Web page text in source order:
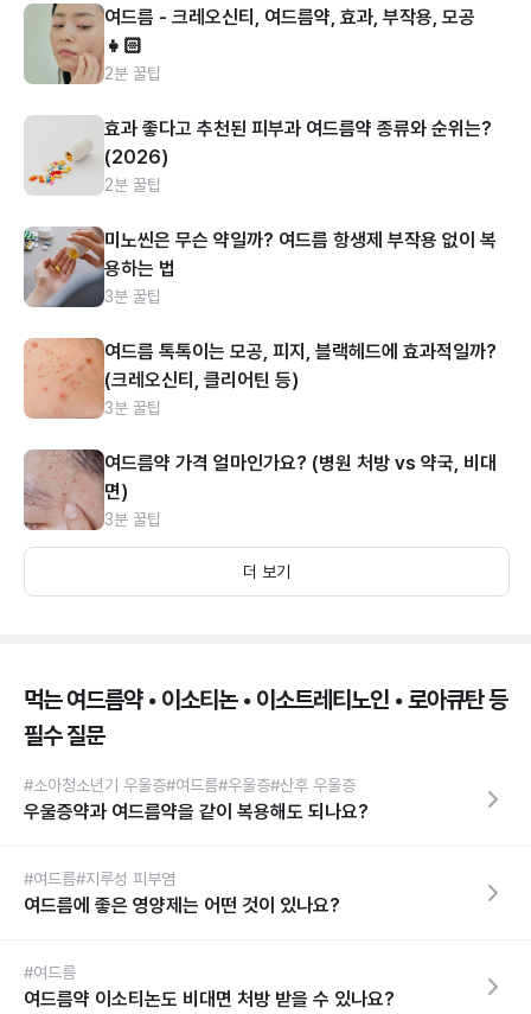
여드름 - 크레오신티, 여드름약, 효과, 부작용, 모공
👧🏻
2분 꿀팁
효과 좋다고 추천된 피부과 여드름약 종류와 순위는?
(2026)
2분 꿀팁
미노씬은 무슨 약일까? 여드름 항생제 부작용 없이 복
용하는 법
3분 꿀팁
여드름 톡톡이는 모공, 피지, 블랙헤드에 효과적일까?
(크레오신티, 클리어틴 등)
3분 꿀팁
여드름약 가격 얼마인가요? (병원 처방 vs 약국, 비대
면)
3분 꿀팁
더 보기
먹는 여드름약 • 이소티논 • 이소트레티노인 • 로아큐탄 등
필수 질문
#소아청소년기 우울증#여드름#우울증#산후 우울증
우울증약과 여드름약을 같이 복용해도 되나요?
#여드름#지루성 피부염
여드름에 좋은 영양제는 어떤 것이 있나요?
#여드름
여드름약 이소티논도 비대면 처방 받을 수 있나요?